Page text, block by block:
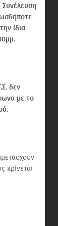
Συνέλευση
ίδια
δεν
με το
κρίνεται